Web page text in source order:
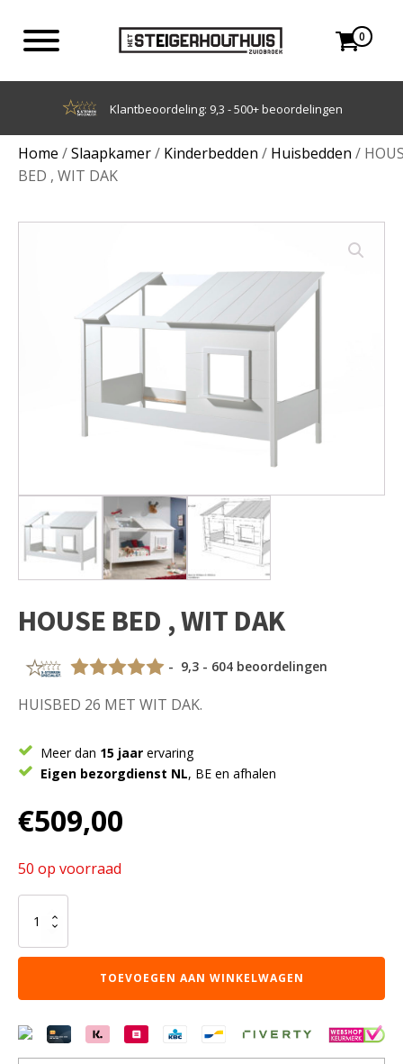
0
Achteraf betalen met Klarna
Home /Slaapkamer/ Kinderbedden / Huisbedden /
BED , WIT DAK
HOUSE BED , WIT DAK
- 9,3 - 604 beoordelingen
HUISBED 26 MET WIT DAK.
Meer dan 15 jaar ervaring
Eigen bezorgdienst NL, BE en afhalen
€509,00
50 op voorraad
BED
,
WIT
aantal
TOEVOEGEN AAN WINKELWAGEN